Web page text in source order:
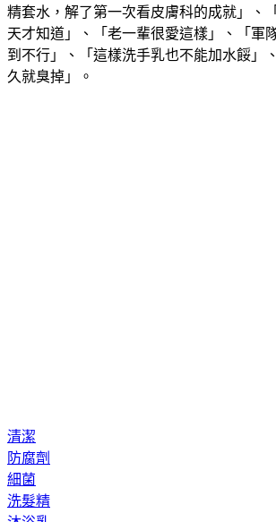
精套水，解了第一次看皮膚科的成就」、
天才知道」、「老一輩很愛這樣」、「軍
到不行」、「這樣洗手乳也不能加水餒」
久就臭掉」。
清潔
防腐劑
細菌
洗髮精